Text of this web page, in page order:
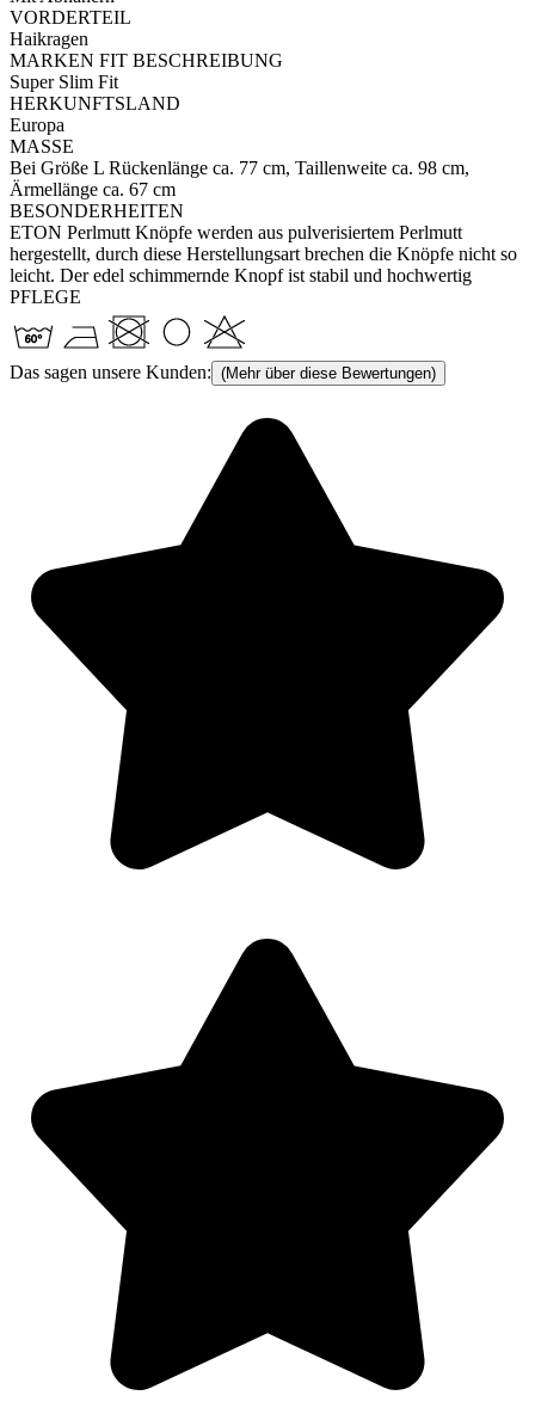
VORDERTEIL
Haikragen
MARKEN FIT BESCHREIBUNG
Super Slim Fit
HERKUNFTSLAND
Europa
MASSE
Bei Größe L Rückenlänge ca. 77 cm, Taillenweite ca. 98 cm,
Ärmellänge ca. 67 cm
BESONDERHEITEN
ETON Perlmutt Knöpfe werden aus pulverisiertem Perlmutt
hergestellt, durch diese Herstellungsart brechen die Knöpfe nicht so
leicht. Der edel schimmernde Knopf ist stabil und hochwertig
PFLEGE
Das sagen unsere Kunden: (Mehr über diese Bewertungen)